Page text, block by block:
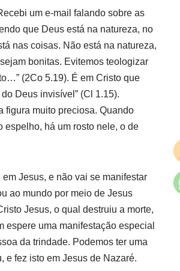
um e-mail falando sobre as
que Deus está na natureza, no
nas coisas. Não está na natureza,
bonitas. Evitemos teologizar
(2Co 5.19). É em Cristo que
Deus invisível” (Cl 1.15).
figura muito preciosa. Quando
espelho, há um rosto nele, o de
Jesus, e não vai se manifestar
ao mundo por meio de Jesus
Jesus, o qual destruiu a morte,
espere uma manifestação especial
da trindade. Podemos ter uma
e fez isto em Jesus de Nazaré.